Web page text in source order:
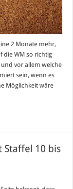
2 Monate mehr,
die WM so richtig
vor allem welche
sein, wenn es
Möglichkeit wäre
Staffel 10 bis